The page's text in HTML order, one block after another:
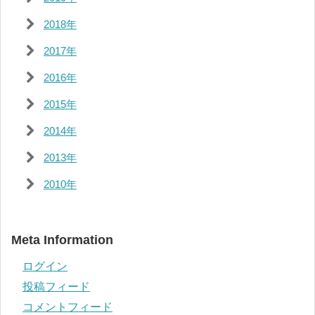
2018年
2017年
2016年
2015年
2014年
2013年
2010年
Meta Information
ログイン
投稿フィード
コメントフィード